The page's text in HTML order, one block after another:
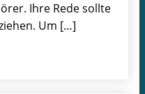
Ihre Rede sollte
Um […]